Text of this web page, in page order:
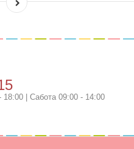
| Сабота 09:00 - 14:00